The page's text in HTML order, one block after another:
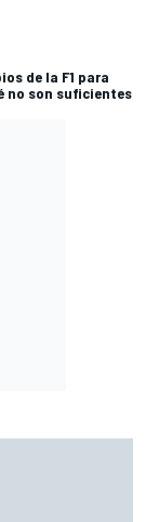
de la F1 para
no son suficientes